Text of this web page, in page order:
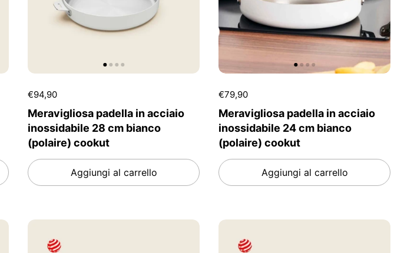
€94,90
Meravigliosa padella in acciaio
inossidabile 28 cm bianco
(polaire) cookut
Aggiungi al carrello
€79,90
Meravigliosa padella in acciaio
inossidabile 24 cm bianco
(polaire) cookut
Aggiungi al carrello